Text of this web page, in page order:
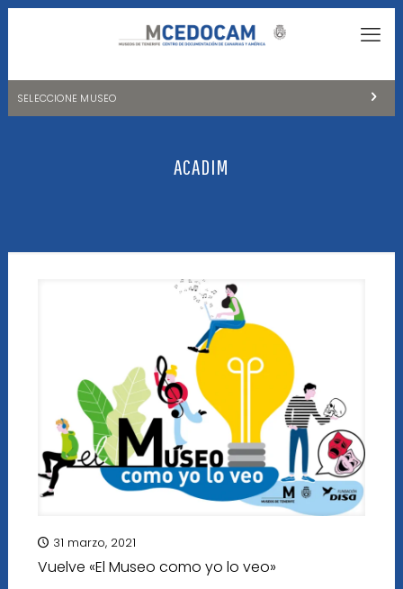
SELECCIONE MUSEO
CENTRO DE DOCUMENTACIÓN DE CANARIAS Y AMÉRICA
ACADIM
31 marzo, 2021
Vuelve «El Museo como yo lo veo»